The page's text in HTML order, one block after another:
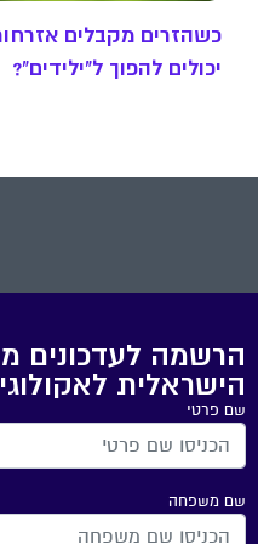
כשהזרים מקבלים
יכולים להפוך ל"ילידים"?
הרשמה לעדכונים
הישראלית
שם פרטי
שם משפחה